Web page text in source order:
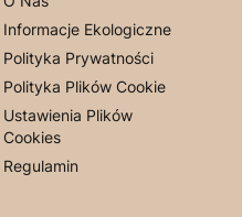
Informacje Ekologiczne
Polityka Prywatności
Polityka Plików Cookie
Ustawienia Plików
Cookies
Regulamin